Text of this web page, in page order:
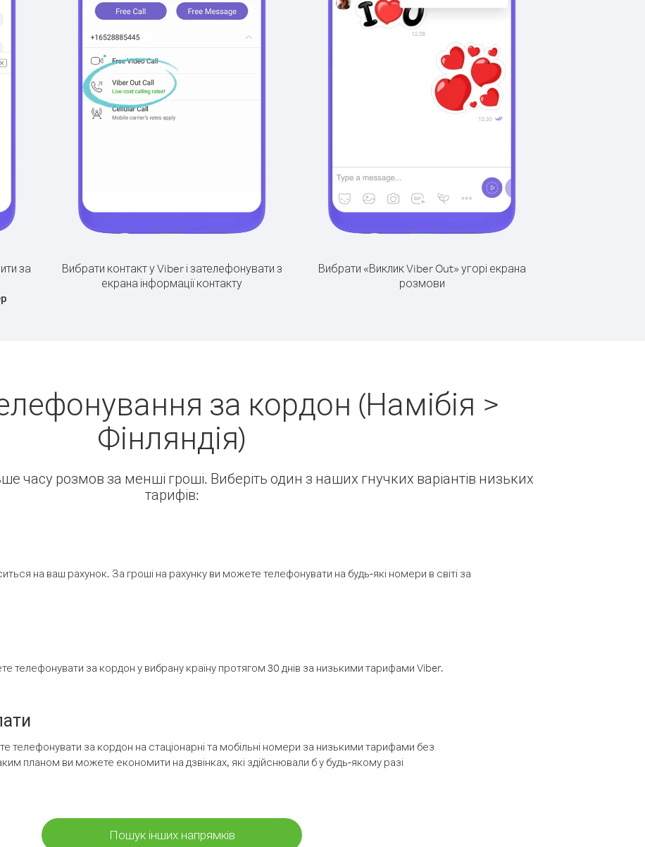
за
Вибрати контакт у Viber і зателефонувати з
екрана інформації контакту
Вибрати «Виклик Viber Out» угорі екрана
розмови
за кордон (Намібія >
Фінляндія)
часу розмов за менші гроші. Виберіть один з наших гнучких варіантів низьких
тарифів:
на ваш рахунок. За гроші на рахунку ви можете телефонувати на будь-які номери в світі за
телефонувати за кордон у вибрану країну протягом 30 днів за низькими тарифами Viber.
телефонувати за кордон на стаціонарні та мобільні номери за низькими тарифами без
планом ви можете економити на дзвінках, які здійснювали б у будь-якому разі
Пошук інших напрямків